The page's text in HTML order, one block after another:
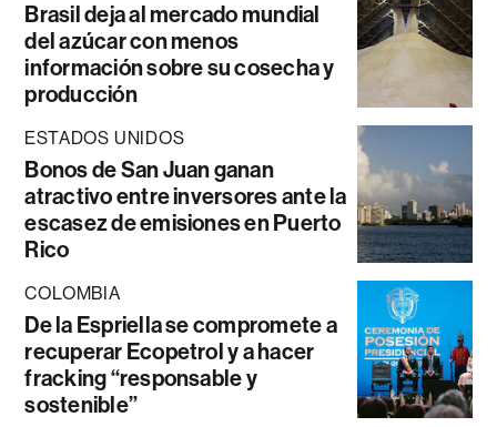
Brasil deja al mercado mundial
del azúcar con menos
información sobre su cosecha y
producción
ESTADOS UNIDOS
Bonos de San Juan ganan
atractivo entre inversores ante la
escasez de emisiones en Puerto
Rico
COLOMBIA
De la Espriella se compromete a
recuperar Ecopetrol y a hacer
fracking “responsable y
sostenible”